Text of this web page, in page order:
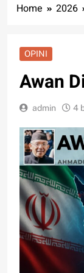
Home 2026
OPINI
Awan
admin 4